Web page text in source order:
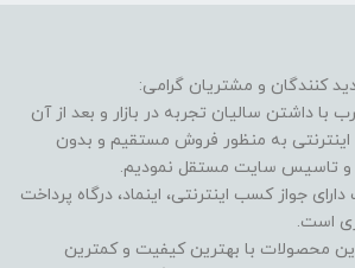
کنندگان و مشتریان گرامی:
داشتن سالیان تجربه در بازار و بعد از آن
به منظور فروش مستقیم و بدون
و تاسیس سایت مستقل نمودیم.
جواز کسب اینترنتی، اینماد، درگاه پرداخت
است.
محصولات با بهترین کیفیت و کمترین